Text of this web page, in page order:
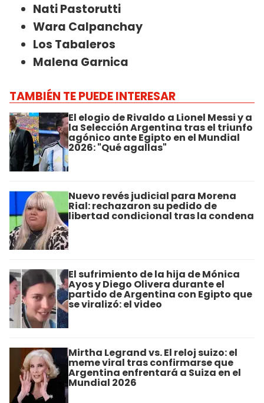
Nati Pastorutti
Wara Calpanchay
Los Tabaleros
Malena Garnica
TAMBIÉN TE PUEDE INTERESAR
El elogio de Rivaldo a Lionel Messi y a
la Selección Argentina tras el triunfo
agónico ante Egipto en el Mundial
2026: "Qué agallas"
Nuevo revés judicial para Morena
Rial: rechazaron su pedido de
libertad condicional tras la condena
El sufrimiento de la hija de Mónica
Ayos y Diego Olivera durante el
partido de Argentina con Egipto que
se viralizó: el video
Mirtha Legrand vs. El reloj suizo: el
meme viral tras confirmarse que
Argentina enfrentará a Suiza en el
Mundial 2026